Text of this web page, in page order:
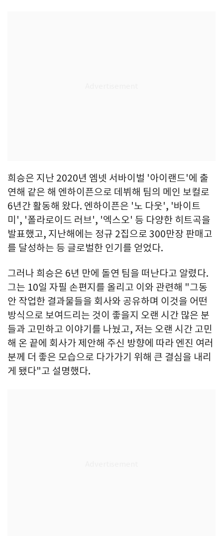
희승은 지난 2020년 엠넷 서바이벌 '아이랜드'에 출
연해 같은 해 엔하이픈으로 데뷔해 팀의 메인 보컬로
6년간 활동해 왔다. 엔하이픈은 '노 다웃', '바이트
미', '폴라로이드 러브', '엑스오' 등 다양한 히트곡을
발표했고, 지난해에는 정규 2집으로 300만장 판매고
를 달성하는 등 글로벌한 인기를 얻었다.
그러나 희승은 6년 만에 돌연 팀을 떠난다고 알렸다.
그는 10일 자필 손편지를 올리고 이와 관련해 "그동
안 작업한 결과물들을 회사와 공유하며 이것을 어떤
방식으로 보여드리는 것이 좋을지 오랜 시간 많은 분
들과 고민하고 이야기를 나눴고, 저는 오랜 시간 고민
해 온 끝에 회사가 제안해 주신 방향에 따라 엔진 여러
분께 더 좋은 모습으로 다가가기 위해 큰 결심을 내리
게 됐다"고 설명했다.